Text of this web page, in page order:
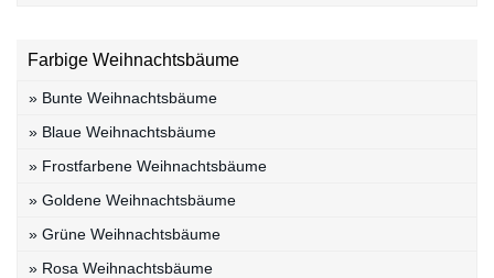
Farbige Weihnachtsbäume
» Bunte Weihnachtsbäume
» Blaue Weihnachtsbäume
» Frostfarbene Weihnachtsbäume
» Goldene Weihnachtsbäume
» Grüne Weihnachtsbäume
» Rosa Weihnachtsbäume